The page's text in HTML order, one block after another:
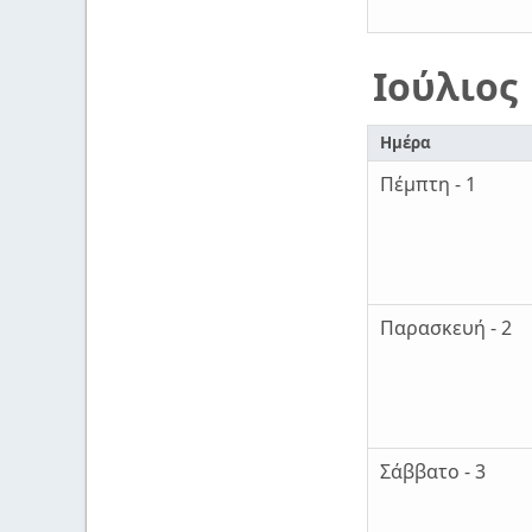
Ιούλιος
Ημέρα
Πέμπτη - 1
Παρασκευή - 2
Σάββατο - 3